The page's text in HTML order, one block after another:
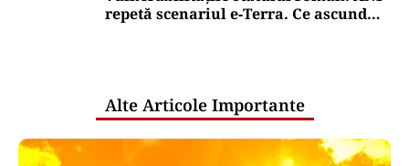
repetă scenariul e‑Terra. Ce ascund
Alte Articole Importante